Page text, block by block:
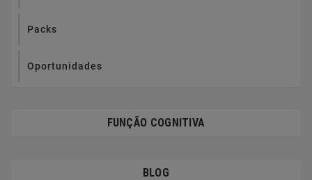
Packs
Oportunidades
FUNÇÃO COGNITIVA
BLOG